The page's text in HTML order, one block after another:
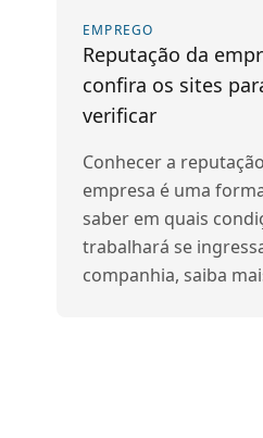
EMPREGO
Reputação da
confira os sites
verificar
Conhecer a
empresa é uma
saber em quais
trabalhará se
companhia, saiba